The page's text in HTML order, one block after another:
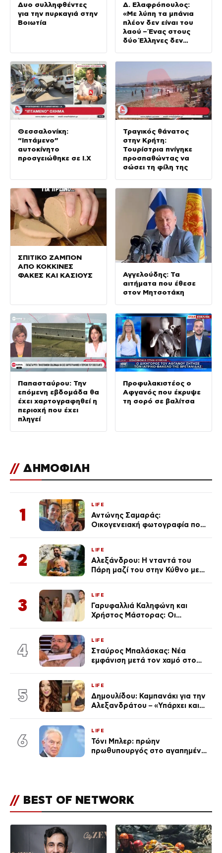
Δυο συλληφθέντες
για την πυρκαγιά στην
Βοιωτία
Δ. Ελαφρόπουλος:
«Με λύπη τα μπάνια
πλέον δεν είναι του
λαού – Ένας στους
δύο Έλληνες δεν
Θεσσαλονίκη:
“Ιπτάμενο”
αυτοκίνητο
προσγειώθηκε σε Ι.Χ
Τραγικός θάνατος
στην Κρήτη:
Τουρίστρια πνίγηκε
προσπαθώντας να
σώσει τη φίλη της
ΣΠΙΤΙΚΟ ΖΑΜΠΟΝ
ΑΠΟ ΚΟΚΚΙΝΕΣ
ΦΑΚΕΣ ΚΑΙ ΚΑΣΙΟΥΣ
Αγγελούδης: Τα
αιτήματα που έθεσε
στον Μητσοτάκη
Παπασταύρου: Την
επόμενη εβδομάδα θα
έχει χαρτογραφηθεί η
περιοχή που έχει
πληγεί
Προφυλακιστέος ο
Αφγανός που έκρυψε
τη σορό σε βαλίτσα
// ΔΗΜΟΦΙΛΗ
1
LIFE
Αντώνης Σαμαράς:
Οικογενειακή φωτογραφία που
Λένας
2
LIFE
Αλεξάνδρου: Η νταντά του
Πάρη μαζί του στην Κύθνο με
3
LIFE
Γαρυφαλλιά Καληφώνη και
Χρήστος Μάστορας: Οι
απαρατήρητη
4
LIFE
Σταύρος Μπαλάσκας: Νέα
εμφάνιση μετά τον χαμό στο
5
LIFE
Δημουλίδου: Καμπανάκι για την
Αλεξανδράτου – «Υπάρχει και
6
LIFE
Τόνι Μπλερ: πρώην
πρωθυπουργός στο αγαπημένο
// BEST OF NETWORK